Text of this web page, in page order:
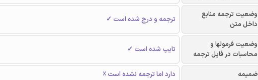
وضعیت ترجمه منابع
داخل متن
ترجمه و درج شده است ✓
وضعیت فرمولها و
محاسبات در فایل ترجمه
تایپ شده است ✓
ضمیمه
دارد اما ترجمه نشده است ☓